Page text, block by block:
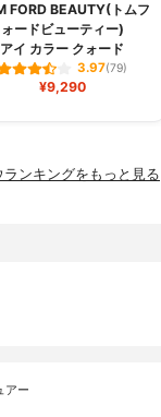
FORD BEAUTY(トムフ
ォードビューティー)
アイ カラー クォード
3.97(79)
¥9,290
ランキングをもっと見る
アー